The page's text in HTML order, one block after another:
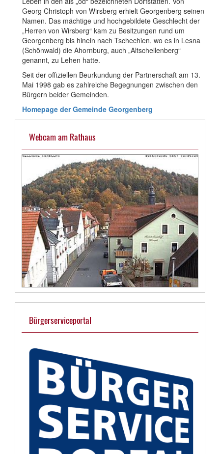
Georg Christoph von Wirsberg erhielt Georgenberg seinen
Namen. Das mächtige und hochgebildete Geschlecht der
„Herren von Wirsberg“ kam zu Besitzungen rund um
Georgenberg bis hinein nach Tschechien, wo es in Lesna
(Schönwald) die Ahornburg, auch „Altschellenberg“
genannt, zu Lehen hatte.
Seit der offiziellen Beurkundung der Partnerschaft am 13.
Mai 1998 gab es zahlreiche Begegnungen zwischen den
Bürgern beider Gemeinden.
Homepage der Gemeinde Georgenberg
Webcam am Rathaus
Bürgerserviceportal